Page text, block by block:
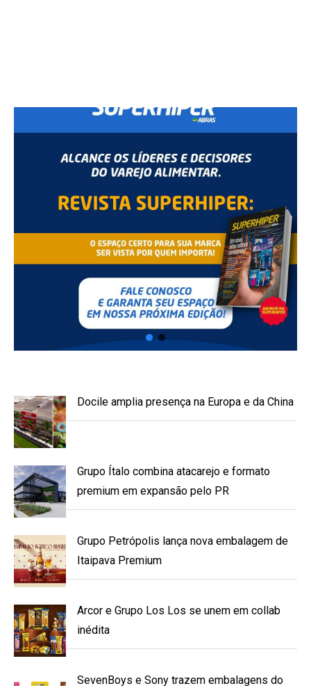
Docile amplia presença na Europa e da China
Grupo Ítalo combina atacarejo e formato
premium em expansão pelo PR
Grupo Petrópolis lança nova embalagem de
Itaipava Premium
Arcor e Grupo Los Los se unem em collab
inédita
SevenBoys e Sony trazem embalagens do